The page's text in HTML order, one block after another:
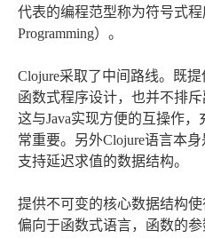
代表的编程范型称为符号式程
Programming）。
Clojure采取了中间路线。既
函数式程序设计，也并不排
这与Java实现方便的互操作
常重要。另外Clojure语言本
支持延迟求值的数据结构。
提供不可变的核心数据结构
偏向于函数式语言，函数的